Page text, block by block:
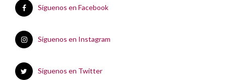
Síguenos en Facebook
Síguenos en Instagram
Síguenos en Twitter